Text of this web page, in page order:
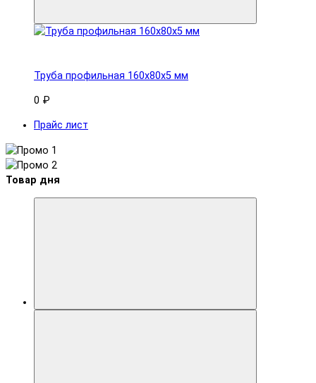
Труба профильная 160x80х5 мм
0 ₽
Прайс лист
Товар дня